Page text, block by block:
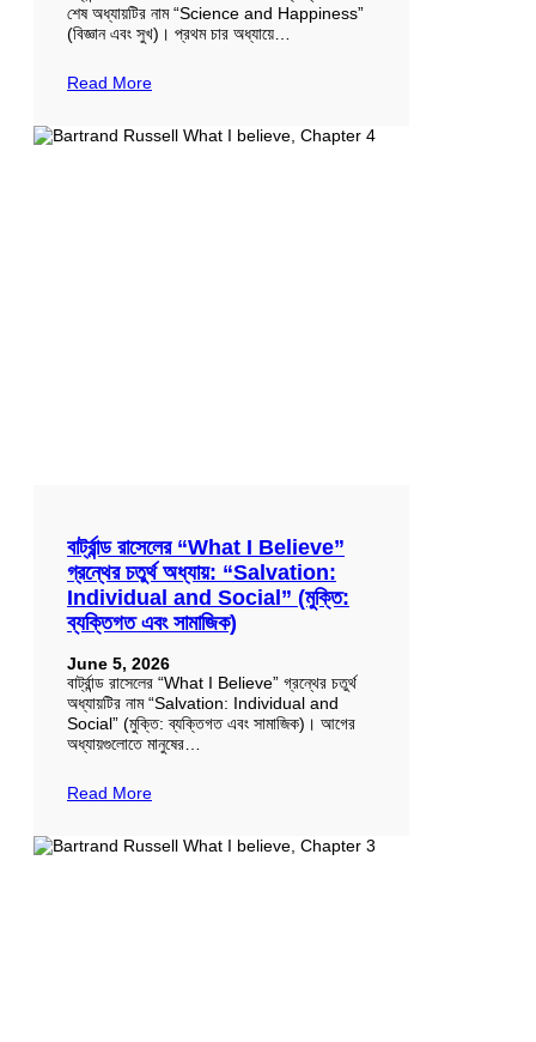
শেষ অধ্যায়টির নাম “Science and Happiness”
(বিজ্ঞান এবং সুখ)। প্রথম চার অধ্যায়ে…
Read More
বার্ট্রান্ড রাসেলের “What I Believe”
গ্রন্থের চতুর্থ অধ্যায়: “Salvation:
Individual and Social” (মুক্তি:
ব্যক্তিগত এবং সামাজিক)
June 5, 2026
বার্ট্রান্ড রাসেলের “What I Believe” গ্রন্থের চতুর্থ
অধ্যায়টির নাম “Salvation: Individual and
Social” (মুক্তি: ব্যক্তিগত এবং সামাজিক)। আগের
অধ্যায়গুলোতে মানুষের…
Read More